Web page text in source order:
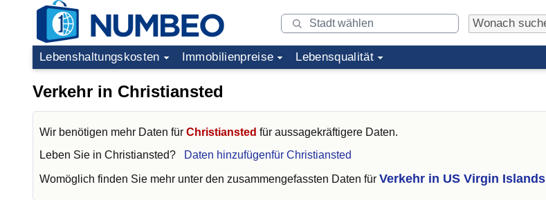
Lebenshaltungskosten Immobilienpreise Lebensqualität
Verkehr in Christiansted
Wir benötigen mehr Daten für Christiansted für aussagekräftigere Daten.
Leben Sie in Christiansted? Daten hinzufügenfür Christiansted
Womöglich finden Sie mehr unter den zusammengefassten Daten für Verkehr in US Virgin Islands